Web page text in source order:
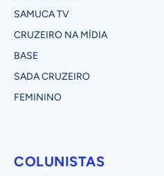
SAMUCA TV
CRUZEIRO NA MÍDIA
BASE
SADA CRUZEIRO
FEMININO
COLUNISTAS